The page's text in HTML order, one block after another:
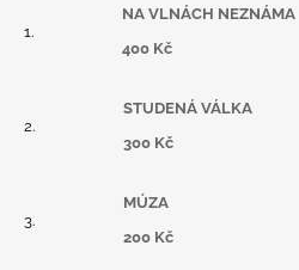
NA VLNÁCH NEZNÁMA
400 Kč
STUDENÁ VÁLKA
300 Kč
MÚZA
200 Kč